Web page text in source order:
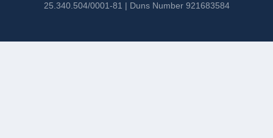
25.340.504/0001-81 | Duns Number 921683584